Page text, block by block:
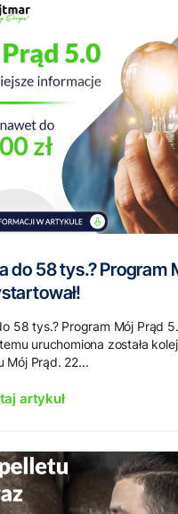
do 58 tys.? Program
58 tys.? Program Mój Prąd
uruchomiona została
Mój Prąd. 22...
artykuł